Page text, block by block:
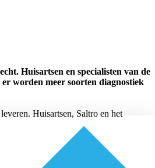
Huisartsen en specialisten van de
worden meer soorten diagnostiek
Huisartsen, Saltro en het